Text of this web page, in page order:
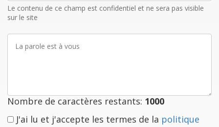
mail
Le contenu de ce champ est confidentiel et ne sera pas visible
sur le site
parole
Nombre de caractères restants: 1000
J'ai lu et j'accepte les termes de la politique